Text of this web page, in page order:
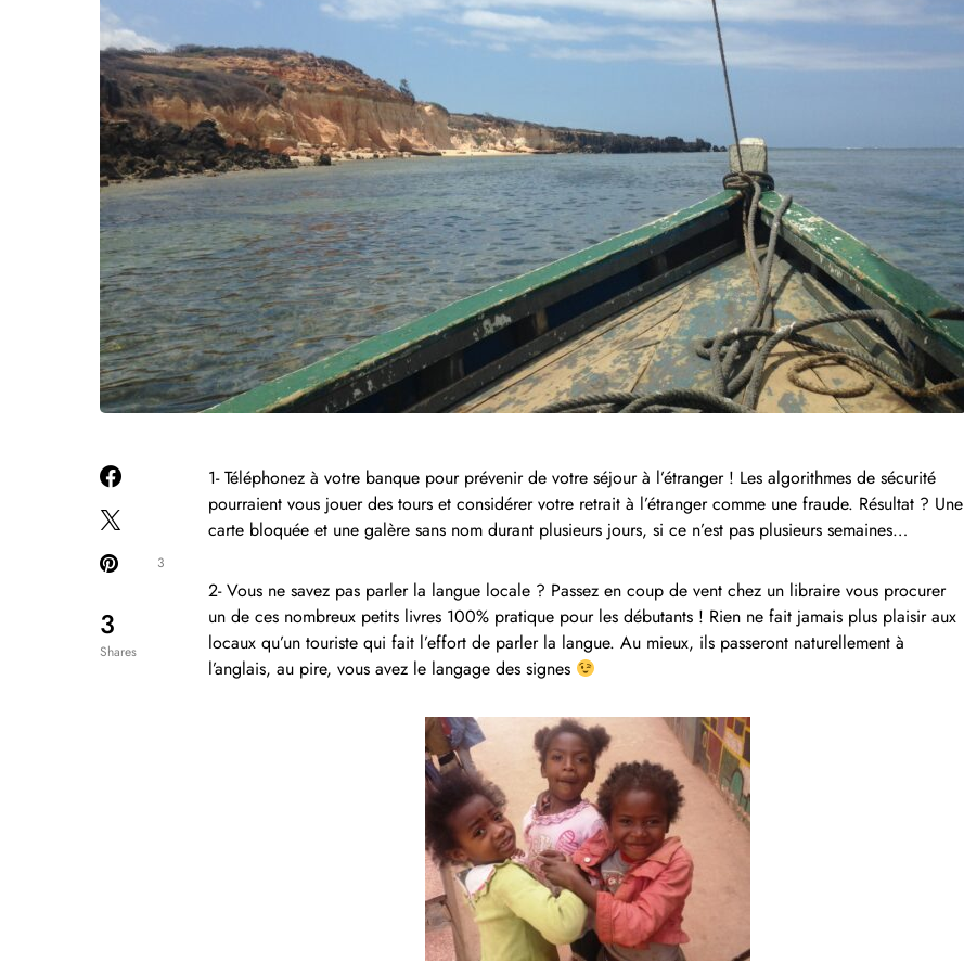
3
Shares
3
1- Téléphonez à votre banque pour prévenir de votre séjour à l’étranger ! Les algorithmes de sécurité
pourraient vous jouer des tours et considérer votre retrait à l’étranger comme une fraude. Résultat ? Une
carte bloquée et une galère sans nom durant plusieurs jours, si ce n’est pas plusieurs semaines…
2- Vous ne savez pas parler la langue locale ? Passez en coup de vent chez un libraire vous procurer
un de ces nombreux petits livres 100% pratique pour les débutants ! Rien ne fait jamais plus plaisir aux
locaux qu’un touriste qui fait l’effort de parler la langue. Au mieux, ils passeront naturellement à
l’anglais, au pire, vous avez le langage des signes